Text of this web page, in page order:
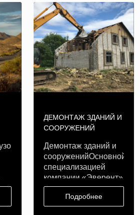
ДЕМОНТАЖ ЗДАНИЙ И
СООРУЖЕНИЙ
Демонтаж зданий и
сооруженийОсновной
специализацией
компании «Эверент»
является ..
Подробнее